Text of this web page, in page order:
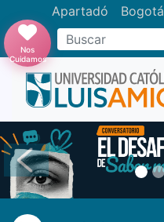
Apartadó Bogotá
Buscar
Nos
Cuidamos
Anterior